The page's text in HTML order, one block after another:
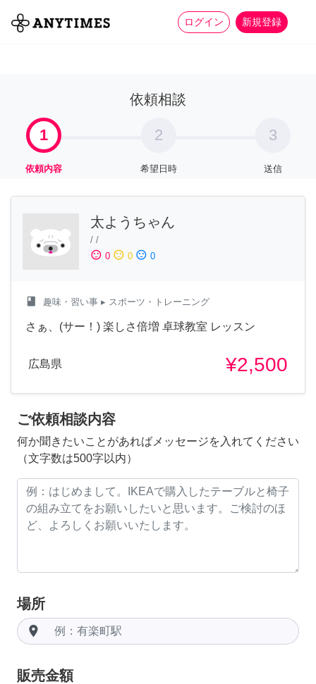
ログイン 新規登録
全て 家事 more_horiz
依頼相談
1
依頼内容
2
希望日時
3
送信
太ようちゃん
/ /
sentiment_satisfied 0 sentiment_neutral 0 sentiment_dissatisfied 0
class 趣味・習い事 ▸ スポーツ・トレーニング
さぁ、(サー！) 楽しさ倍増 卓球教室 レッスン
広島県 ¥2,500
ご依頼相談内容
何か聞きたいことがあればメッセージを入れてください
（文字数は500字以内）
場所
room
販売金額